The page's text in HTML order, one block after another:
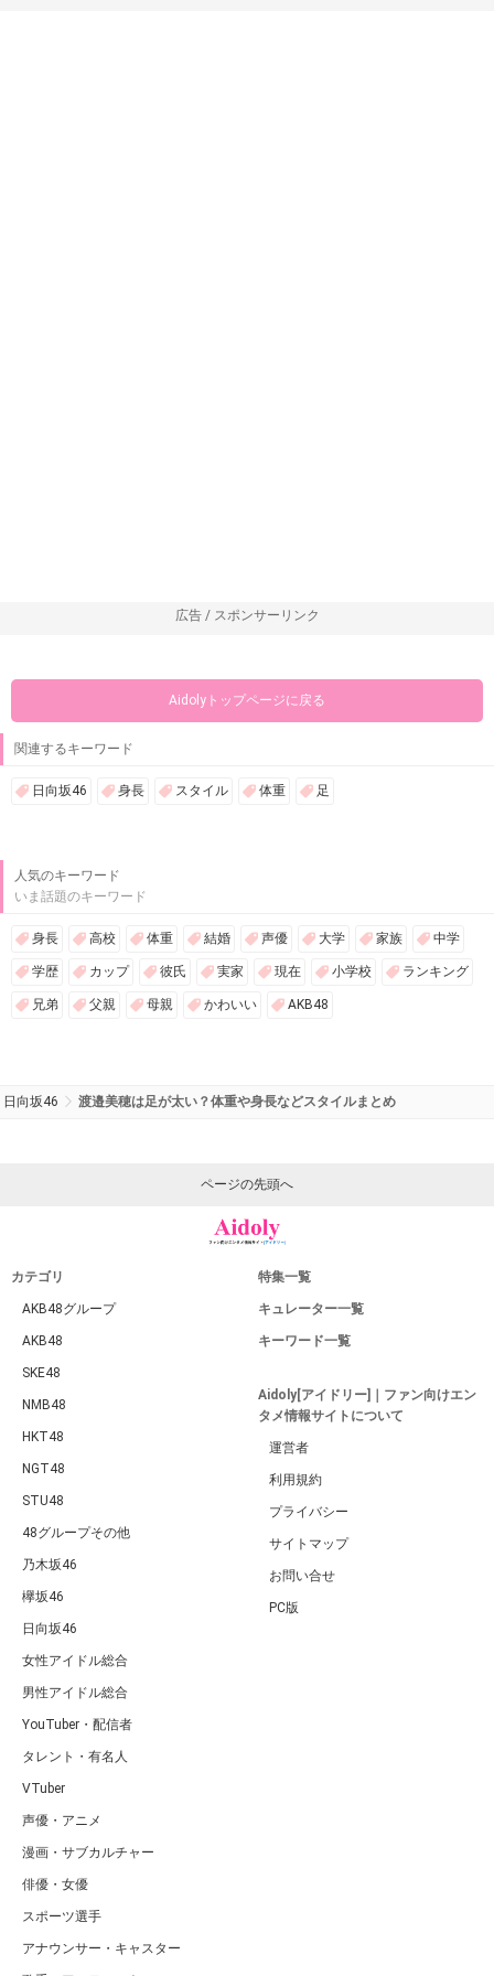
広告 / スポンサーリンク
Aidolyトップページに戻る
関連するキーワード
日向坂46 身長 スタイル 体重 足
人気のキーワード
いま話題のキーワード
身長 高校 体重 結婚 声優 大学 家族 中学
学歴 カップ 彼氏 実家 現在 小学校 ランキング
兄弟 父親 母親 かわいい AKB48
日向坂46 渡邉美穂は足が太い？体重や身長などスタイルまとめ
ページの先頭へ
カテゴリ
AKB48グループ
AKB48
SKE48
NMB48
HKT48
NGT48
STU48
48グループその他
乃木坂46
欅坂46
日向坂46
女性アイドル総合
男性アイドル総合
YouTuber・配信者
タレント・有名人
VTuber
声優・アニメ
漫画・サブカルチャー
俳優・女優
スポーツ選手
アナウンサー・キャスター
特集一覧
キュレーター一覧
キーワード一覧
Aidoly[アイドリー]｜ファン向けエン
タメ情報サイトについて
運営者
利用規約
プライバシー
サイトマップ
お問い合せ
PC版